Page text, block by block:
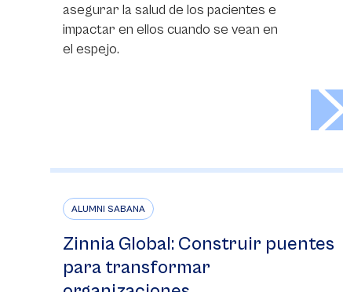
asegurar la salud de los pacientes e
impactar en ellos cuando se vean en
el espejo.
ALUMNI SABANA
Zinnia Global: Construir puentes
para transformar